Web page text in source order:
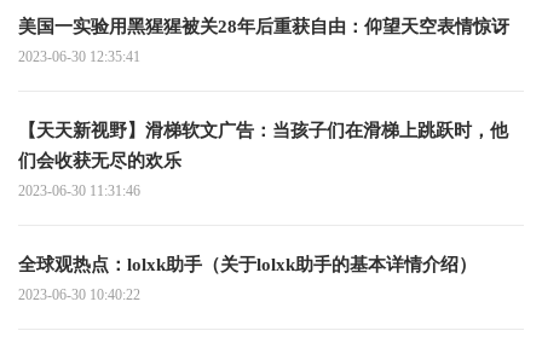
美国一实验用黑猩猩被关28年后重获自由：仰望天空表情惊讶
2023-06-30 12:35:41
【天天新视野】滑梯软文广告：当孩子们在滑梯上跳跃时，他
们会收获无尽的欢乐
2023-06-30 11:31:46
全球观热点：lolxk助手（关于lolxk助手的基本详情介绍）
2023-06-30 10:40:22